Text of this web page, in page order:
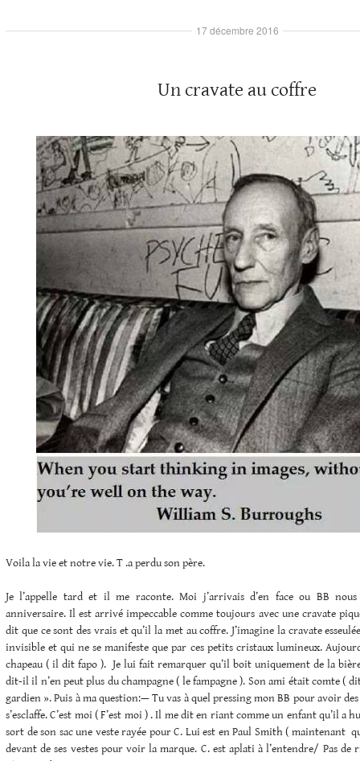
Un cravate au coffre
Voila la vie et notre vie. T .a perdu son père.
Je l’appelle tard et il me raconte. Moi j’arrivais d’en face ou BB
anniversaire. Il est arrivé impeccable comme toujours avec une cravate
dit que ce sont des vrais et qu’il la met au coffre. J’imagine la cravate
invisible et qui ne se manifeste que par ces petits cristaux lumineux.
chapeau ( il dit fapo ). Je lui fait remarquer qu’il boit uniquement de la bière
dit-il il n’en peut plus du champagne ( le fampagne ). Son ami était comte (
gardien ». Puis à ma question:— Tu vas à quel pressing mon BB pour avoir
s’esclaffe. C’est moi ( F’est moi ) . Il me dit en riant comme un enfant qu’il a
sort de son sac une veste rayée pour C. Lui est en Paul Smith ( maintenant
devant de ses vestes pour voir la marque. C. est aplati à l’entendre/ Pas de
17 décembre 2016